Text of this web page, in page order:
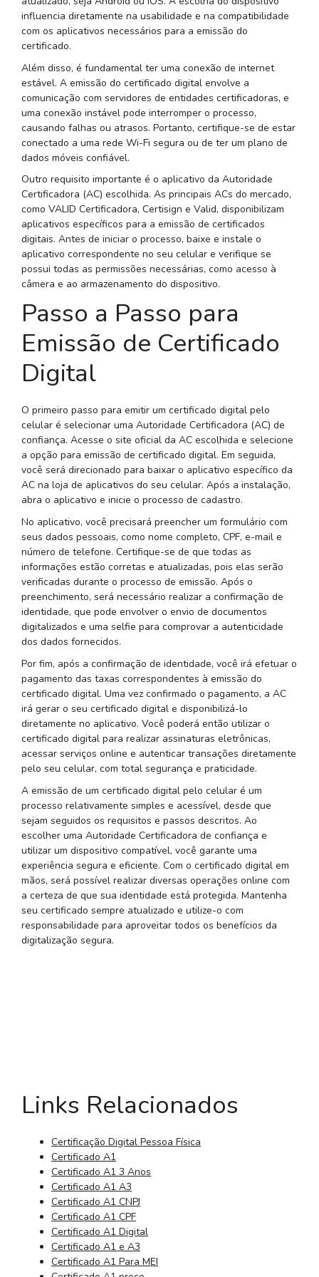
influencia diretamente na usabilidade e na compatibilidade
com os aplicativos necessários para a emissão do
certificado.
Além disso, é fundamental ter uma conexão de internet
estável. A emissão do certificado digital envolve a
comunicação com servidores de entidades certificadoras, e
uma conexão instável pode interromper o processo,
causando falhas ou atrasos. Portanto, certifique-se de estar
conectado a uma rede Wi-Fi segura ou de ter um plano de
dados móveis confiável.
Outro requisito importante é o aplicativo da Autoridade
Certificadora (AC) escolhida. As principais ACs do mercado,
como VALID Certificadora, Certisign e Valid, disponibilizam
aplicativos específicos para a emissão de certificados
digitais. Antes de iniciar o processo, baixe e instale o
aplicativo correspondente no seu celular e verifique se
possui todas as permissões necessárias, como acesso à
câmera e ao armazenamento do dispositivo.
Passo a Passo para
Emissão de Certificado
Digital
O primeiro passo para emitir um certificado digital pelo
celular é selecionar uma Autoridade Certificadora (AC) de
confiança. Acesse o site oficial da AC escolhida e selecione
a opção para emissão de certificado digital. Em seguida,
você será direcionado para baixar o aplicativo específico da
AC na loja de aplicativos do seu celular. Após a instalação,
abra o aplicativo e inicie o processo de cadastro.
No aplicativo, você precisará preencher um formulário com
seus dados pessoais, como nome completo, CPF, e-mail e
número de telefone. Certifique-se de que todas as
informações estão corretas e atualizadas, pois elas serão
verificadas durante o processo de emissão. Após o
preenchimento, será necessário realizar a confirmação de
identidade, que pode envolver o envio de documentos
digitalizados e uma selfie para comprovar a autenticidade
dos dados fornecidos.
Por fim, após a confirmação de identidade, você irá efetuar o
pagamento das taxas correspondentes à emissão do
certificado digital. Uma vez confirmado o pagamento, a AC
irá gerar o seu certificado digital e disponibilizá-lo
diretamente no aplicativo. Você poderá então utilizar o
certificado digital para realizar assinaturas eletrônicas,
acessar serviços online e autenticar transações diretamente
pelo seu celular, com total segurança e praticidade.
A emissão de um certificado digital pelo celular é um
processo relativamente simples e acessível, desde que
sejam seguidos os requisitos e passos descritos. Ao
escolher uma Autoridade Certificadora de confiança e
utilizar um dispositivo compatível, você garante uma
experiência segura e eficiente. Com o certificado digital em
mãos, será possível realizar diversas operações online com
a certeza de que sua identidade está protegida. Mantenha
seu certificado sempre atualizado e utilize-o com
responsabilidade para aproveitar todos os benefícios da
digitalização segura.
Links Relacionados
Certificação Digital Pessoa Física
Certificado A1
Certificado A1 3 Anos
Certificado A1 A3
Certificado A1 CNPJ
Certificado A1 CPF
Certificado A1 Digital
Certificado A1 e A3
Certificado A1 Para MEI